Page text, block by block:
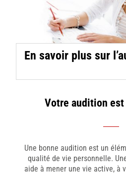
En savoir plus sur
Votre audition
Une bonne audition est un
qualité de vie personnelle.
aide à mener une vie active, à